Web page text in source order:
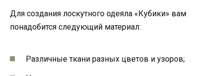
Для создания лоскутного одеяла «Кубики» вам
понадобится следующий материал:
Различные ткани разных цветов и узоров;